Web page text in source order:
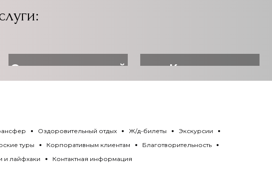
Оздоровительный
отдых
Квартиры
посуточно
Оздоровительный отдых Ж/д-билеты
Экскурсии
туры Корпоративным клиентам
Благотворительность
и лайфхаки Контактная информация